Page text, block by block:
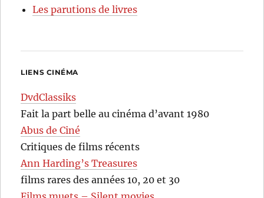
Les parutions de livres
LIENS CINÉMA
DvdClassiks
Fait la part belle au cinéma d’avant 1980
Abus de Ciné
Critiques de films récents
Ann Harding’s Treasures
films rares des années 10, 20 et 30